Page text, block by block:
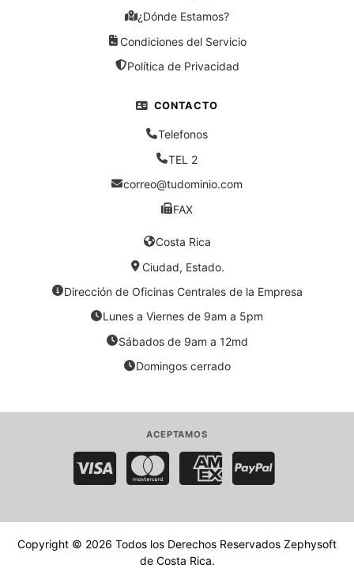
¿Dónde Estamos?
Condiciones del Servicio
Política de Privacidad
CONTACTO
Telefonos
TEL 2
correo@tudominio.com
FAX
Costa Rica
Ciudad, Estado.
Dirección de Oficinas Centrales de la Empresa
Lunes a Viernes de 9am a 5pm
Sábados de 9am a 12md
Domingos cerrado
ACEPTAMOS
Visa MasterCardAmerican Express
Copyright © 2026 Todos los Derechos Reservados Zephysoft
de Costa Rica.